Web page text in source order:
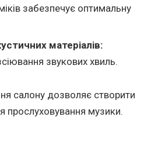
забезпечує оптимальну
матеріалів:
звукових хвиль.
салону дозволяє створити
прослуховування музики.